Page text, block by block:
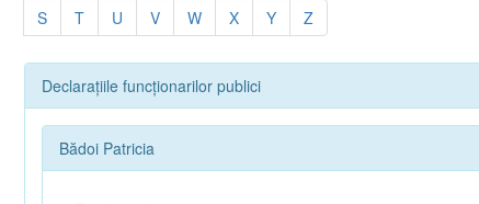
S
T U V W X Y Z
Declarațiile funcționarilor publici
Bădoi Patricia